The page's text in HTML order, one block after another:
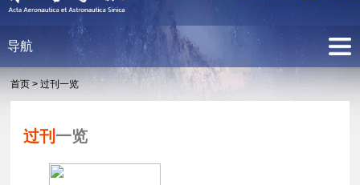
导航
首页 > 过刊一览
过刊 一览